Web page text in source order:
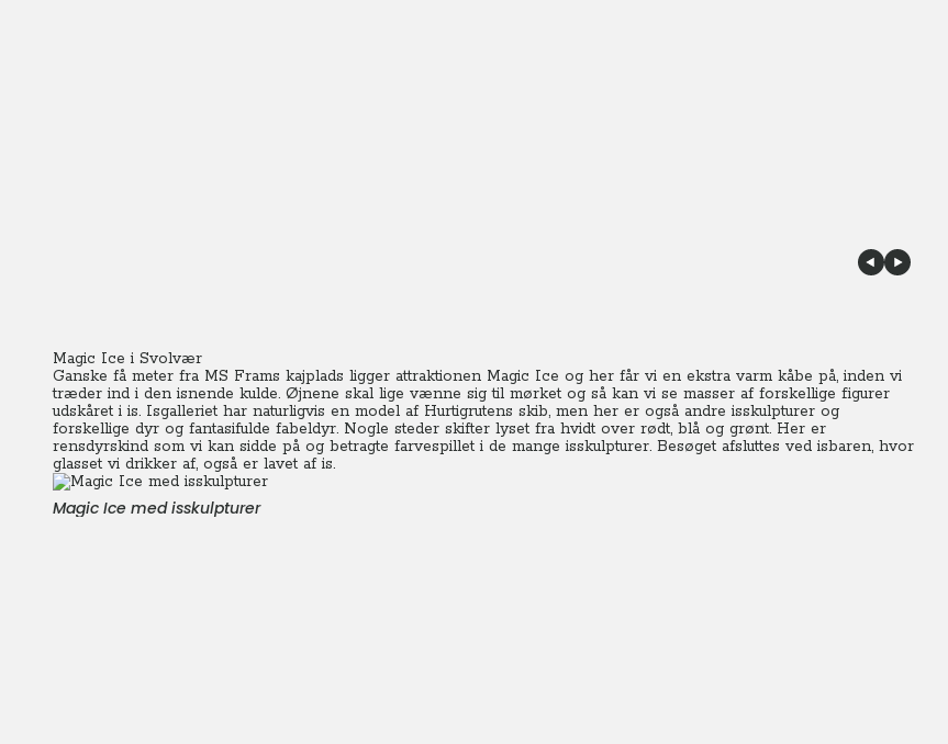
Magic Ice i Svolvær
Ganske få meter fra MS Frams kajplads ligger attraktionen Magic Ice og her får vi en ekstra varm kåbe på, inden vi
træder ind i den isnende kulde. Øjnene skal lige vænne sig til mørket og så kan vi se masser af forskellige figurer
udskåret i is. Isgalleriet har naturligvis en model af Hurtigrutens skib, men her er også andre isskulpturer og
forskellige dyr og fantasifulde fabeldyr. Nogle steder skifter lyset fra hvidt over rødt, blå og grønt. Her er
rensdyrskind som vi kan sidde på og betragte farvespillet i de mange isskulpturer. Besøget afsluttes ved isbaren, hvor
glasset vi drikker af, også er lavet af is.
Magic Ice med isskulpturer